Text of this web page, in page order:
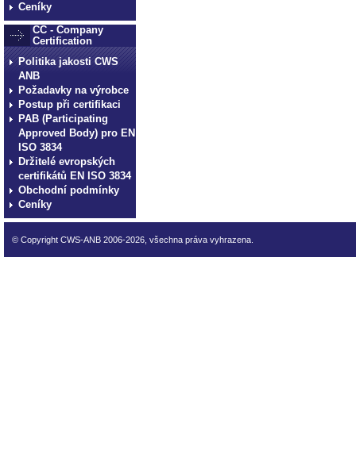
Ceníky
CC - Company
Certification
Politika jakosti CWS
ANB
Požadavky na výrobce
Postup při certifikaci
PAB (Participating
Approved Body) pro EN
ISO 3834
Držitelé evropských
certifikátů EN ISO 3834
Obchodní podmínky
Ceníky
© Copyright CWS-ANB 2006-2026, všechna práva vyhrazena.